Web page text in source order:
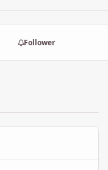
Follower